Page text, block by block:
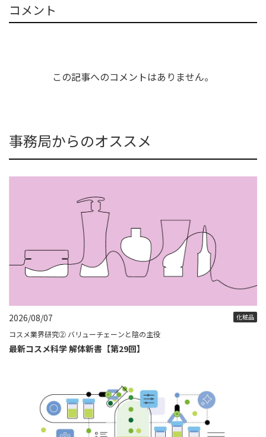
コメント
この記事へのコメントはありません。
事務局からのオススメ
2026/08/07 化粧品
コスメ業界研究② バリューチェーンと陰の主役
最新コスメ科学 解体新書【第29回】